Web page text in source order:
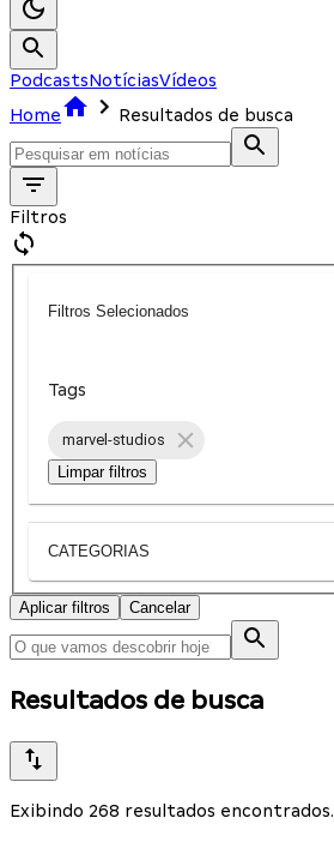
PodcastsNotíciasVídeos
Home
Resultados de busca
Filtros
Filtros Selecionados
Tags
marvel-studios
Limpar filtros
CATEGORIAS
Aplicar filtros Cancelar
Resultados de busca
Exibindo 268 resultados encontrados.